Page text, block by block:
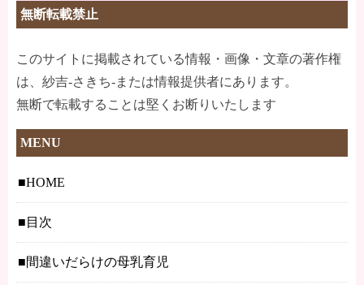
無断転載禁止
このサイトに掲載されている情報・画像・文章の著作権
は、紗吉-さきち-または情報提供者にあります。
無断で転載することは堅くお断りいたします
MENU
HOME
目次
間違いだらけの母乳育児